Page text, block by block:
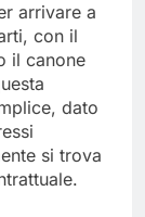
arrivare a
con il
il canone
dato
si trova